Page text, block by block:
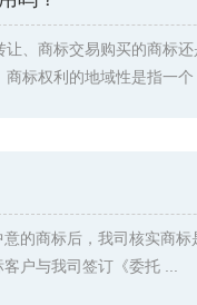
、商标交易购买的商标
标权利的地域性是指一
的商标后，我司核实商标
户与我司签订《委托 ...